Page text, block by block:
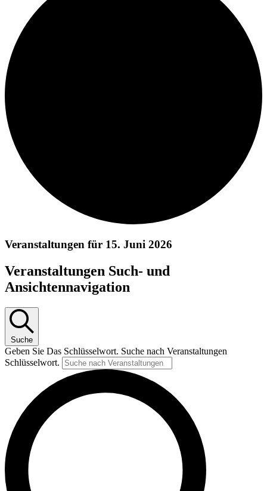
Veranstaltungen für 15. Juni 2026
Veranstaltungen Such- und
Ansichtennavigation
Suche
Geben Sie Das Schlüsselwort. Suche nach Veranstaltungen
Schlüsselwort.